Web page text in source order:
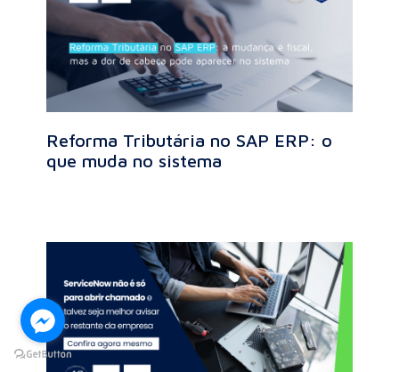
Reforma Tributária no SAP ERP: o
que muda no sistema